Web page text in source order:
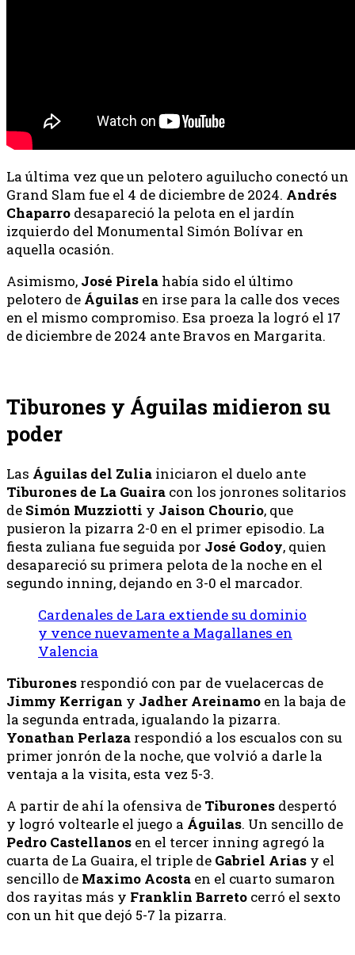
La última vez que un pelotero aguilucho conectó un
Grand Slam fue el 4 de diciembre de 2024. Andrés
Chaparro desapareció la pelota en el jardín
izquierdo del Monumental Simón Bolívar en
aquella ocasión.
Asimismo, José Pirela había sido el último
pelotero de Águilas en irse para la calle dos veces
en el mismo compromiso. Esa proeza la logró el 17
de diciembre de 2024 ante Bravos en Margarita.
Tiburones y Águilas midieron su
poder
Las Águilas del Zulia iniciaron el duelo ante
Tiburones de La Guaira con los jonrones solitarios
de Simón Muzziotti y Jaison Chourio, que
pusieron la pizarra 2-0 en el primer episodio. La
fiesta zuliana fue seguida por José Godoy, quien
desapareció su primera pelota de la noche en el
segundo inning, dejando en 3-0 el marcador.
Cardenales de Lara extiende su dominio
y vence nuevamente a Magallanes en
Valencia
Tiburones respondió con par de vuelacercas de
Jimmy Kerrigan y Jadher Areinamo en la baja de
la segunda entrada, igualando la pizarra.
Yonathan Perlaza respondió a los escualos con su
primer jonrón de la noche, que volvió a darle la
ventaja a la visita, esta vez 5-3.
A partir de ahí la ofensiva de Tiburones despertó
y logró voltearle el juego a Águilas. Un sencillo de
Pedro Castellanos en el tercer inning agregó la
cuarta de La Guaira, el triple de Gabriel Arias y el
sencillo de Maximo Acosta en el cuarto sumaron
dos rayitas más y Franklin Barreto cerró el sexto
con un hit que dejó 5-7 la pizarra.